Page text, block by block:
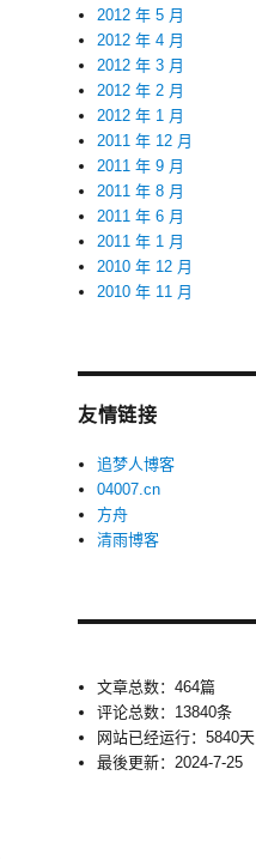
2012 年 5 月
2012 年 4 月
2012 年 3 月
2012 年 2 月
2012 年 1 月
2011 年 12 月
2011 年 9 月
2011 年 8 月
2011 年 6 月
2011 年 1 月
2010 年 12 月
2010 年 11 月
友情链接
追梦人博客
04007.cn
方舟
清雨博客
文章总数：464篇
评论总数：13840条
网站已经运行：5840天
最後更新：2024-7-25